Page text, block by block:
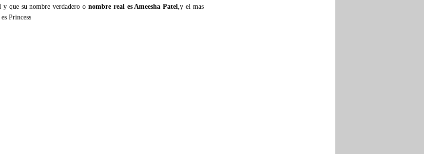
y que su nombre verdadero o nombre real es Ameesha Patel,y el mas
Princess